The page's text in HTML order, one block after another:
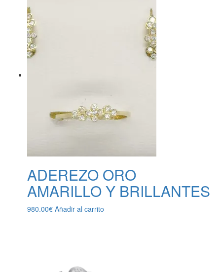
ADEREZO ORO
AMARILLO Y BRILLANTES
980.00€ Añadir al carrito